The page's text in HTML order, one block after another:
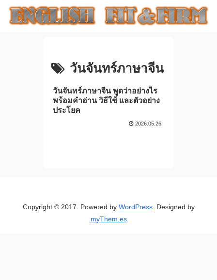
วันจันทร์ภาษาจีน
วันจันทร์ภาษาจีน พูดว่าอย่างไร
พร้อมคำอ่าน วิธีใช้ และตัวอย่าง
ประโยค
2026.05.26
Copyright © 2017. Powered by WordPress. Designed by
myThem.es